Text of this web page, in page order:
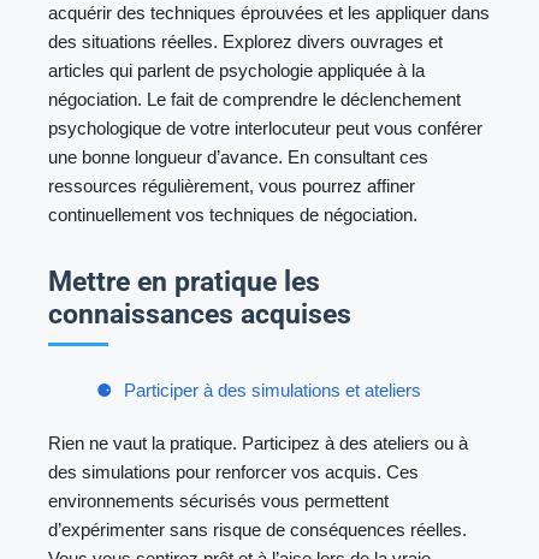
acquérir des techniques éprouvées et les appliquer dans
des situations réelles. Explorez divers ouvrages et
articles qui parlent de psychologie appliquée à la
négociation. Le fait de comprendre le déclenchement
psychologique de votre interlocuteur peut vous conférer
une bonne longueur d’avance. En consultant ces
ressources régulièrement, vous pourrez affiner
continuellement vos techniques de négociation.
Mettre en pratique les
connaissances acquises
Participer à des simulations et ateliers
Rien ne vaut la pratique. Participez à des ateliers ou à
des simulations pour renforcer vos acquis. Ces
environnements sécurisés vous permettent
d’expérimenter sans risque de conséquences réelles.